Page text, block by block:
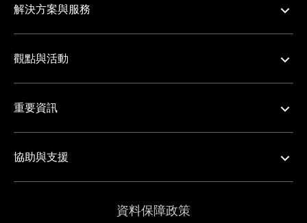
解決方案與服務
觀點與活動
重要資訊
協助與支援
資料保障政策